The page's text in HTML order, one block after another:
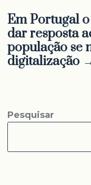
Em Portugal
dar resposta
população se
digitalização
Pesquisar